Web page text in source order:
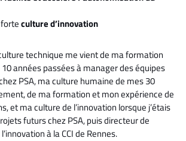
culture d’innovation
technique me vient de ma formation
années passées à manager des équipes
PSA, ma culture humaine de mes 30
de ma formation et mon expérience de
et ma culture de l’innovation lorsque j’étais
futurs chez PSA, puis directeur de
à la CCI de Rennes.